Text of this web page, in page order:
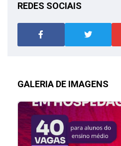
REDES SOCIAIS
GALERIA DE IMAGENS